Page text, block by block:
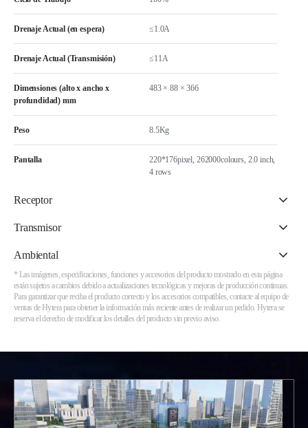
Drenaje Actual (en espera) ≤1.0A
Drenaje Actual (Transmisión) ≤11A
Dimensiones (alto x ancho x
profundidad) mm
483 × 88 × 366
Peso 8.5Kg
Pantalla
220*176pixel, 262000colours, 2.0 inch,
4 rows
Receptor
Transmisor
Ambiental
* Las imágenes, especificaciones, funciones y accesorios del producto mostrado en esta página
están sujetos a cambios debido a actualizaciones tecnológicas y mejoras de producción continuas.
Para garantizar que reciba el producto correcto y los accesorios compatibles, contacte al equipo de
ventas de Hytera para obtener la información más reciente antes de realizar un pedido. Hytera se
reserva el derecho de modificar los detalles del producto sin previo aviso.